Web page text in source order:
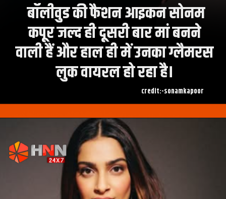
बॉलीवुड की फैशन आइकन सोनम
कपूर जल्द ही दूसरी बार मां बनने
वाली हैं और हाल ही में उनका ग्लैमरस
लुक वायरल हो रहा है।
credit:-sonamkapoor